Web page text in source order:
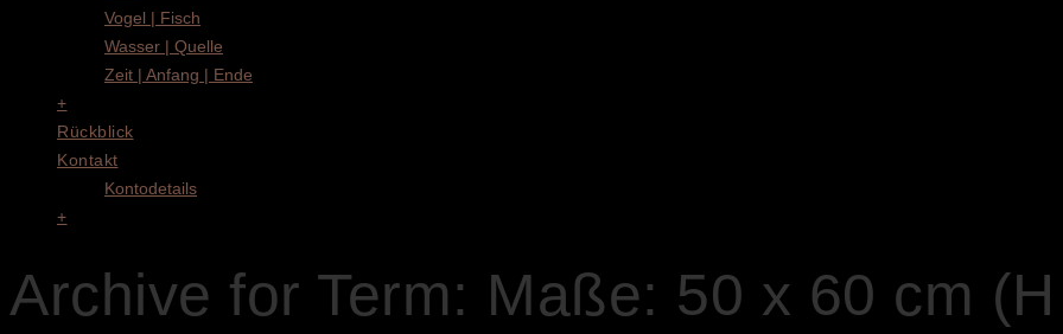
Vogel | Fisch
Wasser | Quelle
Zeit | Anfang | Ende
+
Rückblick
Kontakt
Kontodetails
+
Archive for Term: Maße: 50 x 60 cm